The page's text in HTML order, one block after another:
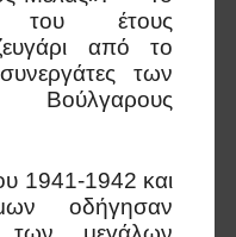
του έτους
από το
των
1941-1942 και
οδήγησαν